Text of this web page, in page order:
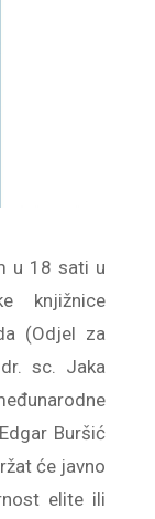
u 18 sati u
knjižnice
(Odjel za
sc. Jaka
Buršić
će javno
elite ili